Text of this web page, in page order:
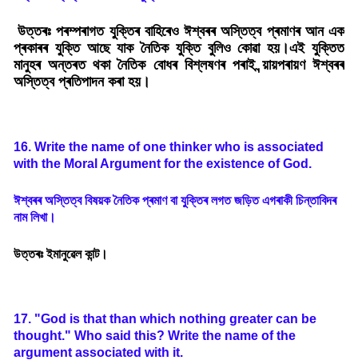
উত্তৰঃ পৰম্পৰাগত যুক্তিৰ বাহিৰেও ঈশ্বৰৰ অস্তিত্ব প্ৰমাণৰ আন এক
প্ৰকাৰৰ যুক্তি আছে যাক নৈতিক যুক্তি বুলিও কোৱা হয়।এই যুক্তিত
মানুহৰ অন্তৰত থকা নৈতিক বোধৰ বিশ্লষণৰ পৰাই ন্য়ায়পৰায়ণ ঈশ্বৰৰ
অস্তিত্ব প্ৰতিপাদন কৰা হয়।
16. Write the name of one thinker who is associated
with the Moral Argument for the existence of God.
ঈশ্বৰৰ অস্তিত্ব বিষয়ক নৈতিক প্ৰমাণ বা যুক্তিৰ লগত জড়িত এগৰাকী চিন্তাবিদৰ
নাম লিখা।
উত্তৰঃ ইমানুৱেল কান্ট।
17. "God is that than which nothing greater can be
thought." Who said this? Write the name of the
argument associated with it.